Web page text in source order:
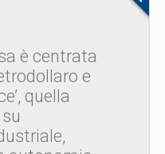
è centrata
e
quella